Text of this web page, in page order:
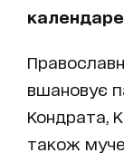
вшановує
Кондрата,
також